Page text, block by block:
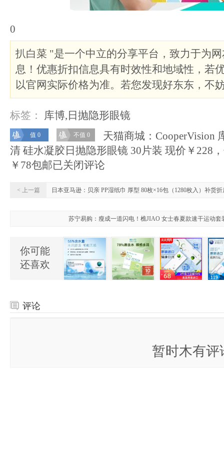
0
扒白菜 "是一个中立的分享平台，致力于为
息！优惠折扣信息具有时效性和地域性，若
以官网实际价格为准。若您发现好东东，不
标签： 库博, 日抛隐形眼镜
值 0 不值 0
天猫商城：CooperVision
清 硅水凝胶日抛隐形眼镜 30片装 现价￥228
￥78包邮已关闭评论
< 上一篇 日本亚马逊：贝亲 PP湿纸巾 厚型 80枚×16包（1280枚入）补货
苏宁易购：瘦成一道闪电！樵JIAO 女士春夏款速干运动
你可能
还喜欢
评论
暂时木有评